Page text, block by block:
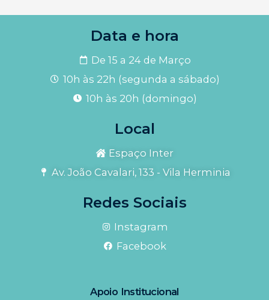
Data e hora
De 15 a 24 de Março
10h às 22h (segunda a sábado)
10h às 20h (domingo)
Local
Espaço Inter
Av. João Cavalari, 133 - Vila Herminia
Redes Sociais
Instagram
Facebook
Apoio Institucional